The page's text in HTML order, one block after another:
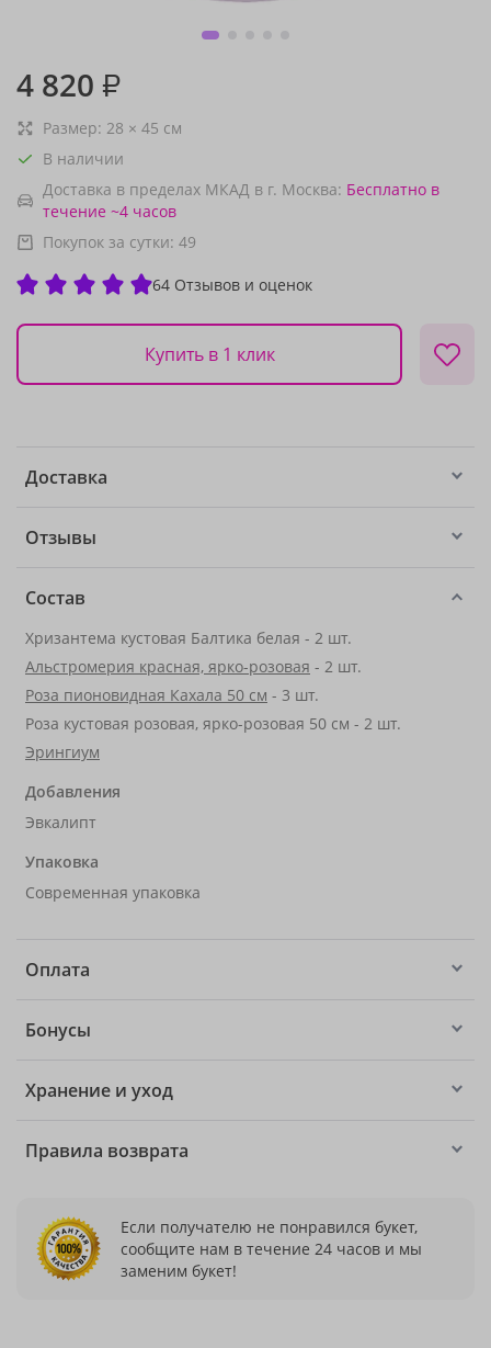
4 820 ₽
Размер: 28 × 45 см
В наличии
Доставка в пределах МКАД в г. Москва: Бесплатно в
течение ~4 часов
Покупок за сутки: 49
64 Отзывов и оценок
Купить в 1 клик
Доставка
Отзывы
Состав
Хризантема кустовая Балтика белая - 2 шт.
Альстромерия красная, ярко-розовая - 2 шт.
Роза пионовидная Кахала 50 см - 3 шт.
Роза кустовая розовая, ярко-розовая 50 см - 2 шт.
Эрингиум
Добавления
Эвкалипт
Упаковка
Современная упаковка
Оплата
Бонусы
Хранение и уход
Правила возврата
Если получателю не понравился букет,
сообщите нам в течение 24 часов и мы
заменим букет!